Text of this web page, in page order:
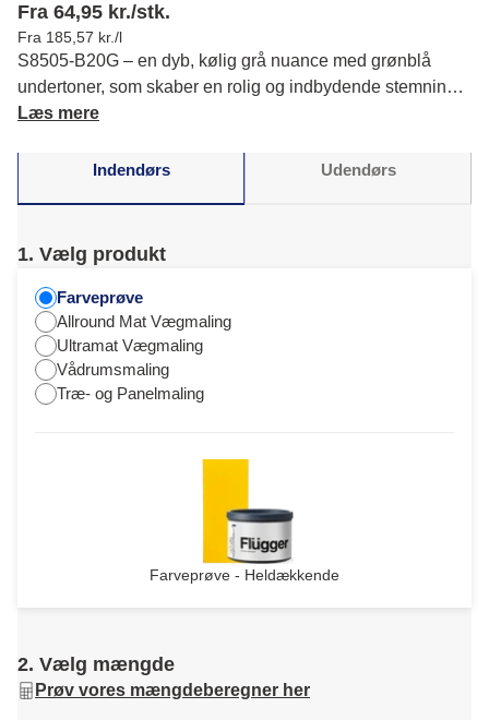
Fra 64,95 kr./stk.
Fra 185,57 kr./l
S8505-B20G – en dyb, kølig grå nuance med grønblå
undertoner, som skaber en rolig og indbydende stemning i
din bolig. Den harmonerer med varme træoverflader og
matchende farver.
Læs mere
Indendørs Udendørs
1. Vælg produkt
Farveprøve
Allround Mat Vægmaling
Ultramat Vægmaling
Vådrumsmaling
Træ- og Panelmaling
Farveprøve - Heldækkende
2. Vælg mængde
Prøv vores mængdeberegner her